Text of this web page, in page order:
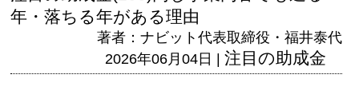
年・落ちる年がある理由
著者：ナビット代表取締役・福井泰代
2026年06月04日 | 注目の助成金